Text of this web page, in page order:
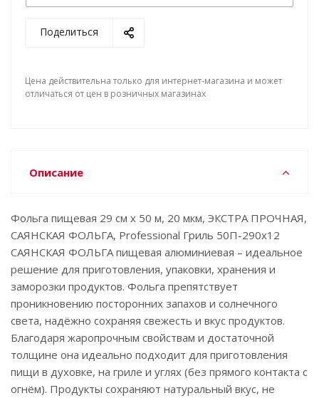
Поделиться
Цена действительна только для интернет-магазина и может
отличаться от цен в розничных магазинах
Описание
Фольга пищевая 29 см х 50 м, 20 мкм, ЭКСТРА ПРОЧНАЯ,
САЯНСКАЯ ФОЛЬГА, Professional Гриль 50П-290х12
САЯНСКАЯ ФОЛЬГА пищевая алюминиевая – идеальное
решение для приготовления, упаковки, хранения и
заморозки продуктов. Фольга препятствует
проникновению посторонних запахов и солнечного
света, надёжно сохраняя свежесть и вкус продуктов.
Благодаря жаропрочным свойствам и достаточной
толщине она идеально подходит для приготовления
пищи в духовке, на гриле и углях (без прямого контакта с
огнём). Продукты сохраняют натуральный вкус, не